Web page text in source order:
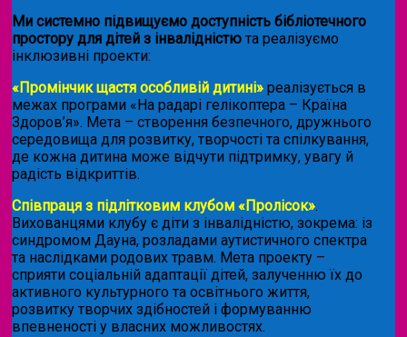
Ми системно підвищуємо доступність бібліотечного
простору для дітей з інвалідністю та реалізуємо
інклюзивні проекти:
«Промінчик щастя особливій дитині» реалізується в
межах програми «На радарі гелікоптера – Країна
Здоров’я». Мета – створення безпечного, дружнього
середовища для розвитку, творчості та спілкування,
де кожна дитина може відчути підтримку, увагу й
радість відкриттів.
Співпраця з підлітковим клубом «Пролісок».
Вихованцями клубу є діти з інвалідністю, зокрема: із
синдромом Дауна, розладами аутистичного спектра
та наслідками родових травм. Мета проекту –
сприяти соціальній адаптації дітей, залученню їх до
активного культурного та освітнього життя,
розвитку творчих здібностей і формуванню
впевненості у власних можливостях.